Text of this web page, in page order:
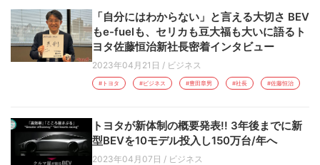
「自分にはわからない」と言える大切さ BEV
もe-fuelも、セリカも豆大福も大いに語るト
ヨタ佐藤恒治新社長密着インタビュー
2023年04月21日 / ビジネス
#トヨタ #ビジネス #豊田章男 #社長 #佐藤恒治
トヨタが新体制の概要発表!! 3年後までに新
型BEVを10モデル投入し150万台/年へ
2023年04月07日 / ビジネス